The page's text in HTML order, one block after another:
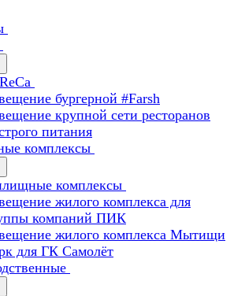
бургерной #Farsh
крупной сети ресторанов
питания
комплексы
комплексы
жилого комплекса для
компаний ПИК
жилого комплекса Мытищи
для ГК Самолёт